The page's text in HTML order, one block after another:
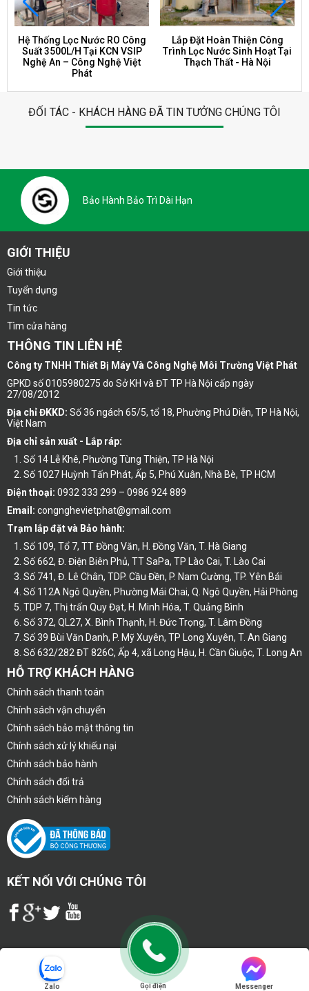
Hệ Thống Lọc Nước RO Công
Suất 3500L/H Tại KCN VSIP
Nghệ An – Công Nghệ Việt
Phát
Lắp Đặt Hoàn Thiện Công
Trình Lọc Nước Sinh Hoạt Tại
Thạch Thất - Hà Nội
ĐỐI TÁC - KHÁCH HÀNG ĐÃ TIN TƯỞNG CHÚNG TÔI
Bảo Hành Bảo Trì Dài Hạn
GIỚI THIỆU
Giới thiệu
Tuyển dụng
Tin tức
Tìm cửa hàng
THÔNG TIN LIÊN HỆ
Công ty TNHH Thiết Bị Máy Và Công Nghệ Môi Trường Việt Phát
GPKD số 0105980275 do Sở KH và ĐT TP Hà Nội cấp ngày
27/08/2012
Địa chỉ ĐKKD: Số 36 ngách 65/5, tổ 18, Phường Phú Diễn, TP Hà Nội,
Việt Nam
Địa chỉ sản xuất - Lắp ráp:
Số 14 Lễ Khê, Phường Tùng Thiện, TP Hà Nội
Số 1027 Huỳnh Tấn Phát, Ấp 5, Phú Xuân, Nhà Bè, TP HCM
Điện thoại: 0932 333 299 – 0986 924 889
Email: congnghevietphat@gmail.com
Trạm lắp đặt và Bảo hành:
Số 109, Tổ 7, TT Đồng Văn, H. Đồng Văn, T. Hà Giang
Số 662, Đ. Điện Biên Phủ, TT SaPa, TP Lào Cai, T. Lào Cai
Số 741, Đ. Lê Chân, TDP. Cầu Đền, P. Nam Cường, TP. Yên Bái
Số 112A Ngô Quyền, Phường Mái Chai, Q. Ngô Quyền, Hải Phòng
TDP 7, Thị trấn Quy Đạt, H. Minh Hóa, T. Quảng Bình
Số 372, QL27, X. Bình Thạnh, H. Đức Trọng, T. Lâm Đồng
Số 39 Bùi Văn Danh, P. Mỹ Xuyên, TP Long Xuyên, T. An Giang
Số 632/282 ĐT 826C, Ấp 4, xã Long Hậu, H. Cần Giuộc, T. Long An
HỖ TRỢ KHÁCH HÀNG
Chính sách thanh toán
Chính sách vận chuyển
Chính sách bảo mật thông tin
Chính sách xử lý khiếu nại
Chính sách bảo hành
Chính sách đổi trả
Chính sách kiểm hàng
KẾT NỐI VỚI CHÚNG TÔI
Copyright 2020 © congnghevietphat.com - CÔNG TY TNHH THIẾT BỊ
MÁY VÀ CÔNG NGHỆ MÔI TRƯỜNG VIỆT PHÁT
Zalo Gọi điện Messenger